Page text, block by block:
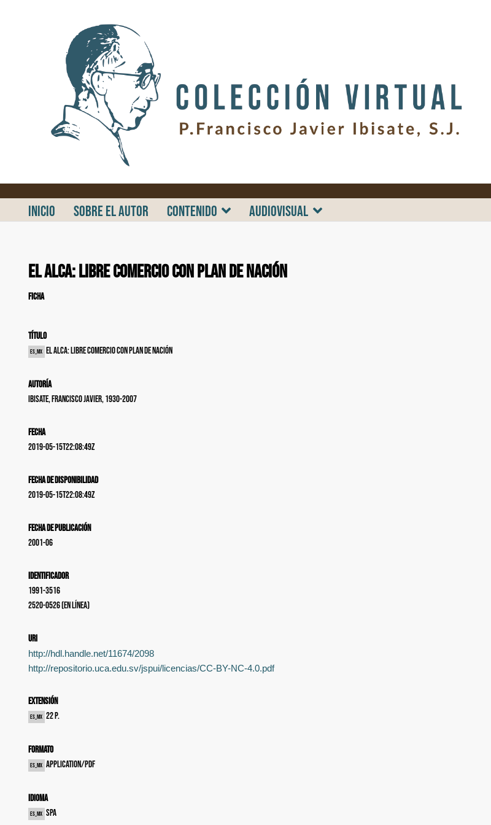
INICIO SOBRE EL AUTOR CONTENIDO AUDIOVISUAL
El ALCA: libre comercio con plan de nación
FICHA
Título
es_MX El ALCA: libre comercio con plan de nación
Autoría
Ibisate, Francisco Javier, 1930-2007
Fecha
2019-05-15T22:08:49Z
Fecha de disponibilidad
2019-05-15T22:08:49Z
Fecha de publicación
2001-06
Identificador
1991-3516
2520-0526 (en línea)
uri
http://hdl.handle.net/11674/2098
http://repositorio.uca.edu.sv/jspui/licencias/CC-BY-NC-4.0.pdf
Extensión
es_MX 22 p.
Formato
es_MX application/pdf
Idioma
es_MX spa